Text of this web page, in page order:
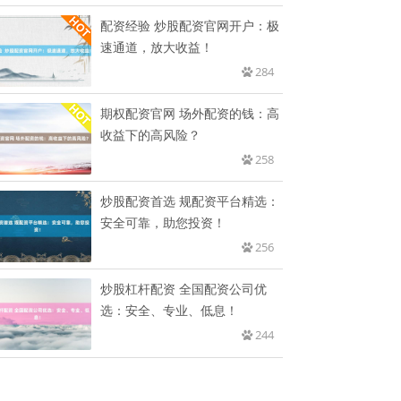
配资经验 炒股配资官网开户：极
速通道，放大收益！
284
期权配资官网 场外配资的钱：高
收益下的高风险？
258
炒股配资首选 规配资平台精选：
安全可靠，助您投资！
256
炒股杠杆配资 全国配资公司优
选：安全、专业、低息！
244